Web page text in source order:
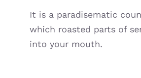
İletişim
It is a paradisematic
which roasted parts of
into your mouth.